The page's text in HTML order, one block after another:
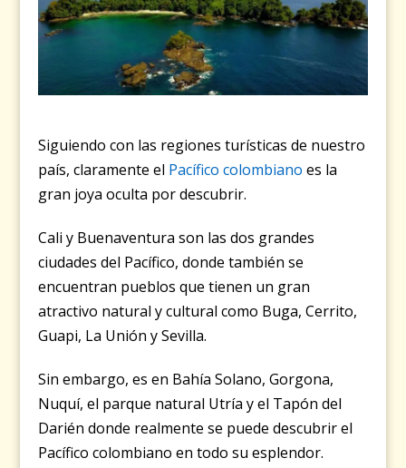
Siguiendo con las regiones turísticas de nuestro
país, claramente el Pacífico colombiano es la
gran joya oculta por descubrir.
Cali y Buenaventura son las dos grandes
ciudades del Pacífico, donde también se
encuentran pueblos que tienen un gran
atractivo natural y cultural como Buga, Cerrito,
Guapi, La Unión y Sevilla.
Sin embargo, es en Bahía Solano, Gorgona,
Nuquí, el parque natural Utría y el Tapón del
Darién donde realmente se puede descubrir el
Pacífico colombiano en todo su esplendor.